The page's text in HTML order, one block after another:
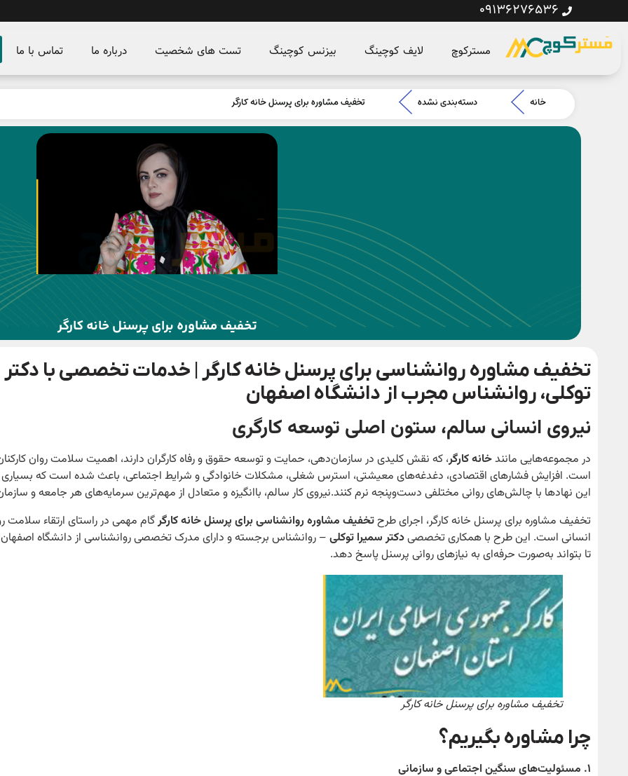
09136276536
مسترکوچ لایف کوچینگ بیزنس کوچینگ تست های شخصیت درباره ما تماس با ما
خانه دسته‌بندی نشده تخفیف مشاوره برای پرسنل خانه کارگر
تخفیف مشاوره برای پرسنل خانه کارگر
تخفیف مشاوره روانشناسی برای پرسنل خانه کارگر | خدمات تخصصی با دکتر
توکلی، روانشناس مجرب از دانشگاه اصفهان
نیروی انسانی سالم، ستون اصلی توسعه کارگری
در مجموعه‌هایی مانندخانه کارگر، که نقش کلیدی در سازمان‌دهی، حمایت و توسعه حقوق و رفاه کارگران دارند، اهمیت سلامت روان
است. افزایش فشارهای اقتصادی، دغدغه‌های معیشتی، استرس شغلی، مشکلات خانوادگی و شرایط اجتماعی، باعث شده است که بسیاری
این نهادها با چالش‌های روانی مختلفی دست‌وپنجه نرم کنند.نیروی کار سالم، باانگیزه و متعادل از مهم‌ترین سرمایه‌های هر جامعه و
تخفیف مشاوره برای پرسنل خانه کارگر، اجرای طرحتخفیف مشاوره روانشناسی برای پرسنل خانه کارگرگام مهمی در راستای ارتقاء سلامت
انسانی است. این طرح با همکاری تخصصیدکتر سمیرا توکلی – روانشناس برجسته و دارای مدرک تخصصی روانشناسی از دانشگاه
تا بتواند به‌صورت حرفه‌ای به نیازهای روانی پرسنل پاسخ دهد.
تخفیف مشاوره برای پرسنل خانه کارگر
چرا مشاوره بگیریم؟
۱. مسئولیت‌های سنگین اجتماعی و سازمانی